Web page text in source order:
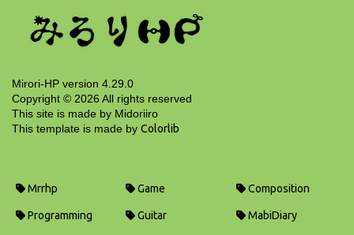
Mirori-HP version 4.29.0
Copyright © 2026 All rights reserved
This site is made by Midoriiro
This template is made by Colorlib
Mrrhp Game Composition
Programming Guitar MabiDiary